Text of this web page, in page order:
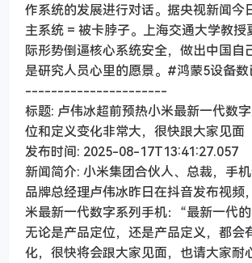
作系统的发展进行对话。据央视新闻今
主系统 = 被卡脖子。上海交通大学教授
际形势倒逼核心系统安全，做出中国自
是研究人员心里的愿景。#鸿蒙5设备
----------------------
标题: 卢伟冰超前预热小米最新一代数
位和定义变化非常大，很快跟大家见面
发布时间: 2025-08-17T13:41:27.057
新闻简介: 小米集团合伙人、总裁，手
品牌总经理卢伟冰昨日在抖音发布视频
米最新一代数字系列手机：“最新一代
无论是产品定位，还是产品定义，都会
化，很快将会跟大家见面，也请大家耐